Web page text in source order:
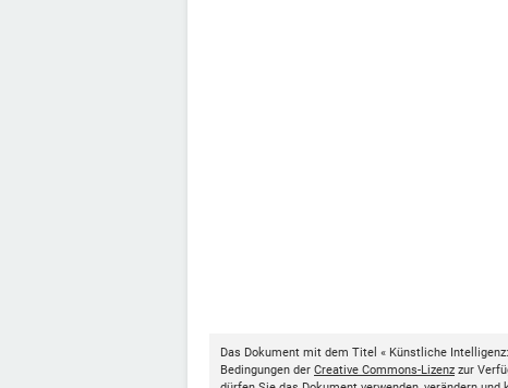
Das Dokument mit dem Titel « Künstliche
Bedingungen der Creative Commons-Lizenz zur